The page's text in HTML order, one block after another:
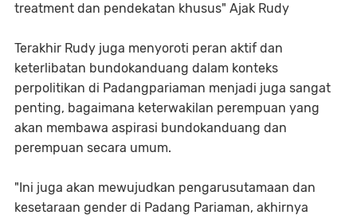
treatment dan pendekatan khusus" Ajak Rudy
Terakhir Rudy juga menyoroti peran aktif dan
keterlibatan bundokanduang dalam konteks
perpolitikan di Padangpariaman menjadi juga sangat
penting, bagaimana keterwakilan perempuan yang
akan membawa aspirasi bundokanduang dan
perempuan secara umum.
"Ini juga akan mewujudkan pengarusutamaan dan
kesetaraan gender di Padang Pariaman, akhirnya